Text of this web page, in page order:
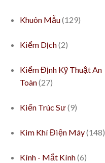
Khuôn Mẫu(129)
Kiểm Dịch(2)
Kiểm Định Kỹ Thuật An
Toàn(27)
Kiến Trúc Sư(9)
Kim Khí Điện Máy(148)
Kính - Mắt Kính(6)